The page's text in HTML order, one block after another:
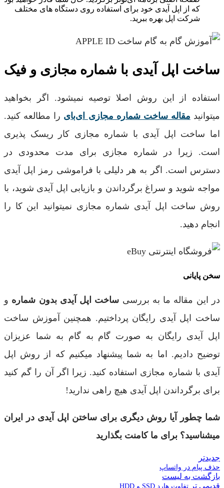
که از اپل آیدی خود برای استفاده روی دستگاه‌ های مختلف
شرکت اپل بهره ببرید.
ساخت اپل آیدی با شماره مجازی و فیک
استفاده از این روش اصلا توصیه نمیشود. اگر بخواهید
میتوانید مقاله ساخت شماره مجازی ای‌بای را مطالعه کنید.
اما ساخت اپل آیدی با شماره مجازی کار ریسک پذیری
است. زیرا در شماره مجازی برای مدت محدودی در
دسترس است. اگر به هر دلیلی با فراموشی رمز اپل آیدی
مواجه شوید و سراغ برگرداندن و بازیابی اپل آیدی شوید، با
روش ساخت اپل آیدی شماره مجازی نمیتوانید این کا را
انجام دهید.
سخن پایانی
در این مقاله ما به بررسی ساخت اپل آیدی بدون شماره و
ساخت اپل آیدی رایگان پرداختیم. همچنین آموزش ساخت
اپل آیدی رایگان به صورت گام به گام به شما عزیزان
توضیح دادیم. اما به شما پیشنهاد میکنیم که از روش اپل
آیدی با شماره مجازی استفاده کنید. زیرا اگر آن را گم کنید
برای برگرداندن اپل آیدی هیچ راهی ندارید!
شما چطور آیا روش دیگری برای ساختن اپل آیدی در ایران
میشناسید؟ برای ما کامنت بگذارید
جدیدتر
حذف پیام در واتساپ
بازگشت به لیست
قدیمی تر تفاوت هارد SSD و HDD